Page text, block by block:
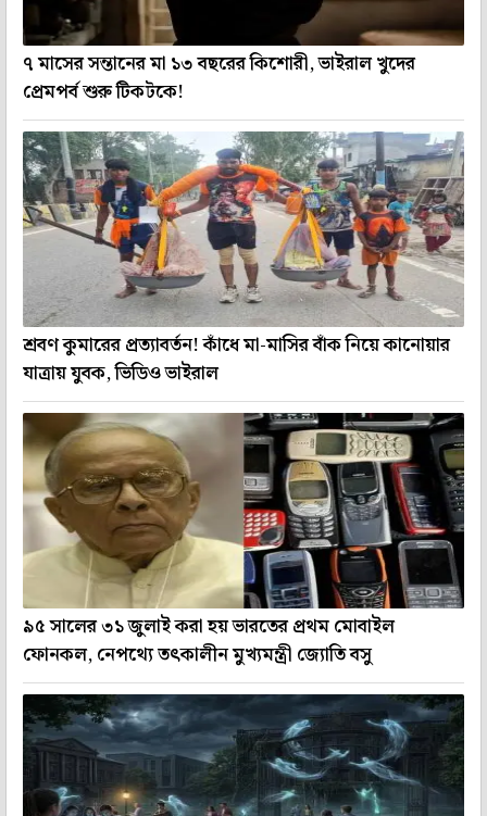
৭ মাসের সন্তানের মা ১৩ বছরের কিশোরী, ভাইরাল খুদের
প্রেমপর্ব শুরু টিকটকে!
শ্রবণ কুমারের প্রত্যাবর্তন! কাঁধে মা-মাসির বাঁক নিয়ে কানোয়ার
যাত্রায় যুবক, ভিডিও ভাইরাল
৯৫ সালের ৩১ জুলাই করা হয় ভারতের প্রথম মোবাইল
ফোনকল, নেপথ্যে তৎকালীন মুখ্যমন্ত্রী জ্যোতি বসু